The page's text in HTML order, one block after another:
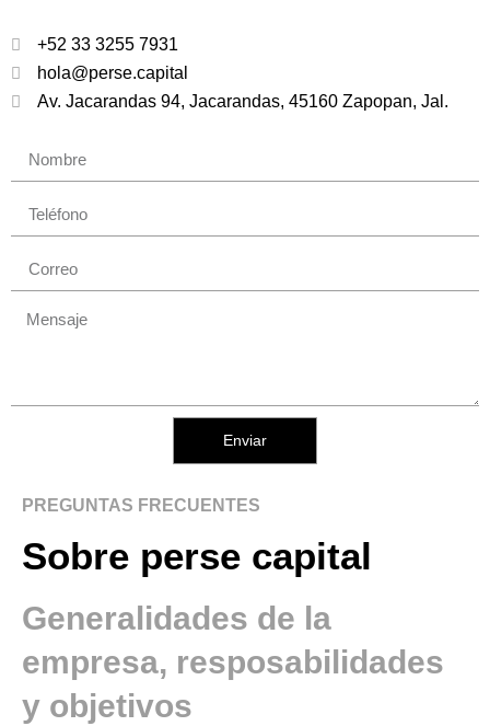
+52 33 3255 7931
hola@perse.capital
Av. Jacarandas 94, Jacarandas, 45160 Zapopan, Jal.
Enviar
PREGUNTAS FRECUENTES
Sobre perse capital
Generalidades de la
empresa, resposabilidades
y objetivos